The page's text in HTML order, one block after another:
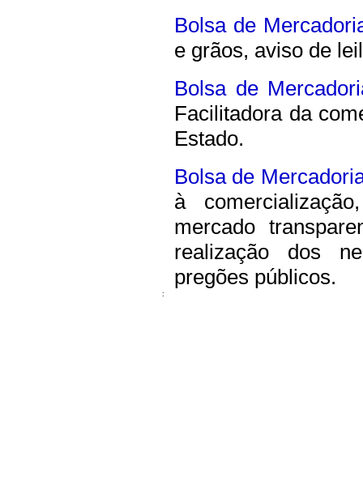
Bolsa de
e grãos, aviso de
Bolsa de
Facilitadora da
Estado.
Bolsa de
à
mercado
realização dos
pregões públicos.
: